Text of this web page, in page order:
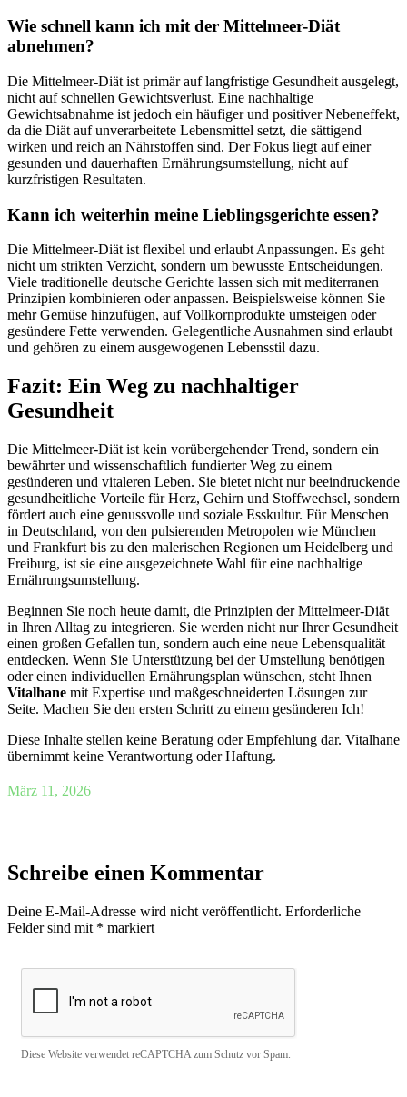
Wie schnell kann ich mit der Mittelmeer-Diät
abnehmen?
Die Mittelmeer-Diät ist primär auf langfristige Gesundheit ausgelegt,
nicht auf schnellen Gewichtsverlust. Eine nachhaltige
Gewichtsabnahme ist jedoch ein häufiger und positiver Nebeneffekt,
da die Diät auf unverarbeitete Lebensmittel setzt, die sättigend
wirken und reich an Nährstoffen sind. Der Fokus liegt auf einer
gesunden und dauerhaften Ernährungsumstellung, nicht auf
kurzfristigen Resultaten.
Kann ich weiterhin meine Lieblingsgerichte essen?
Die Mittelmeer-Diät ist flexibel und erlaubt Anpassungen. Es geht
nicht um strikten Verzicht, sondern um bewusste Entscheidungen.
Viele traditionelle deutsche Gerichte lassen sich mit mediterranen
Prinzipien kombinieren oder anpassen. Beispielsweise können Sie
mehr Gemüse hinzufügen, auf Vollkornprodukte umsteigen oder
gesündere Fette verwenden. Gelegentliche Ausnahmen sind erlaubt
und gehören zu einem ausgewogenen Lebensstil dazu.
Fazit: Ein Weg zu nachhaltiger
Gesundheit
Die Mittelmeer-Diät ist kein vorübergehender Trend, sondern ein
bewährter und wissenschaftlich fundierter Weg zu einem
gesünderen und vitaleren Leben. Sie bietet nicht nur beeindruckende
gesundheitliche Vorteile für Herz, Gehirn und Stoffwechsel, sondern
fördert auch eine genussvolle und soziale Esskultur. Für Menschen
in Deutschland, von den pulsierenden Metropolen wie München
und Frankfurt bis zu den malerischen Regionen um Heidelberg und
Freiburg, ist sie eine ausgezeichnete Wahl für eine nachhaltige
Ernährungsumstellung.
Beginnen Sie noch heute damit, die Prinzipien der Mittelmeer-Diät
in Ihren Alltag zu integrieren. Sie werden nicht nur Ihrer Gesundheit
einen großen Gefallen tun, sondern auch eine neue Lebensqualität
entdecken. Wenn Sie Unterstützung bei der Umstellung benötigen
oder einen individuellen Ernährungsplan wünschen, steht Ihnen
Vitalhane mit Expertise und maßgeschneiderten Lösungen zur
Seite. Machen Sie den ersten Schritt zu einem gesünderen Ich!
Diese Inhalte stellen keine Beratung oder Empfehlung dar. Vitalhane
übernimmt keine Verantwortung oder Haftung.
März 11, 2026
Schreibe einen Kommentar
Deine E-Mail-Adresse wird nicht veröffentlicht. Erforderliche
Felder sind mit * markiert
Diese Website verwendet reCAPTCHA zum Schutz vor Spam.